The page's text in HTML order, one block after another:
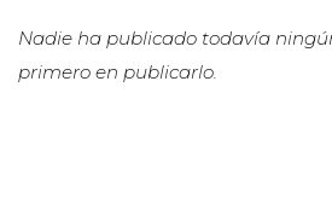
Nadie ha publicado todavía
primero en publicarlo.